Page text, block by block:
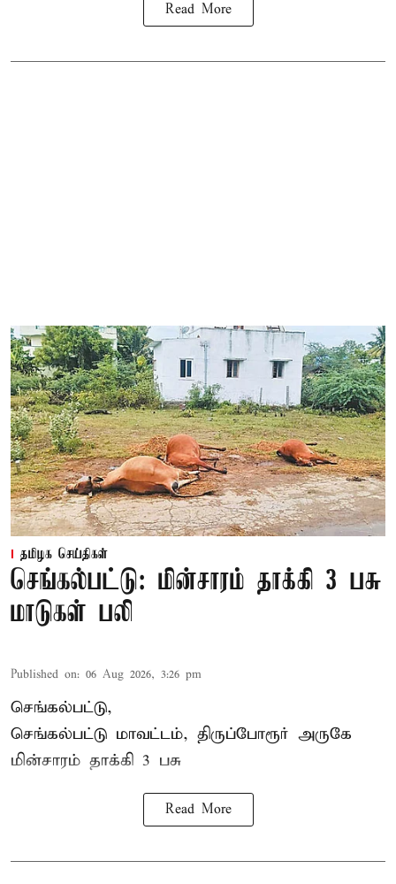
Read More
தமிழக செய்திகள்
செங்கல்பட்டு: மின்சாரம் தாக்கி 3 பசு
மாடுகள் பலி
Published on: 06 Aug 2026, 3:26 pm
செங்கல்பட்டு,
செங்கல்பட்டு மாவட்டம், திருப்போரூர் அருகே
மின்சாரம் தாக்கி 3 பசு
Read More